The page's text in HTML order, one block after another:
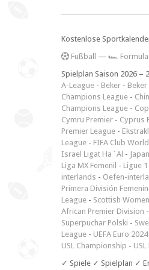
Kostenlose
Fußball — 🏎️ Formula
Spielplan Saison 2026 –
A-League - Beker -
Champions League -
Champions League -
Cymru Premier - Cyprus
Premier League -
League - FIFA Club
Israel Ligat Ha`Al -
Liga MX Femenil - Ligue 1
interlands - Oefen-
Primera División
League - Scottish
African Premier Division -
Superpuchar Polski -
League - UEFA Euro
USL Championship -
✓ Spiele ✓ Spielplan ✓